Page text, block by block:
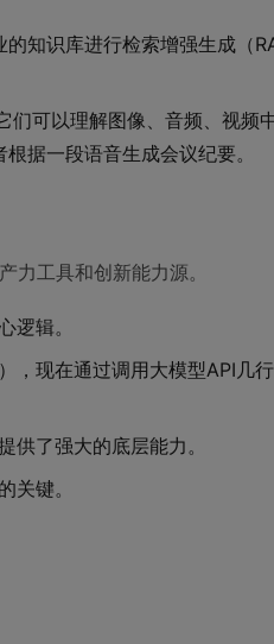
知识库进行检索增强生成（
们可以理解图像、音频、视频
据一段语音生成会议纪要。
力工具和创新能力源。
逻辑。
，现在通过调用大模型API几
供了强大的底层能力。
关键。